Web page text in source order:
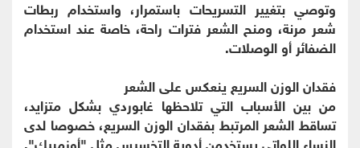
وتوصي بتغيير التسريحات باستمرار، واستخدام ربطات
شعر مرنة، ومنح الشعر فترات راحة، خاصة عند استخدام
الضفائر أو الوصلات.
فقدان الوزن السريع ينعكس على الشعر
من بين الأسباب التي تلاحظها غابوردي بشكل متزايد،
تساقط الشعر المرتبط بفقدان الوزن السريع، خصوصا لدى
النساء اللواتي يستخدمن أدوية التخسيس مثل "أوزمبيك".